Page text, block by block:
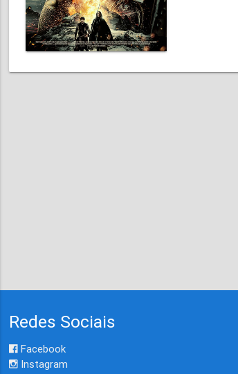
Redes Sociais
Facebook
Instagram